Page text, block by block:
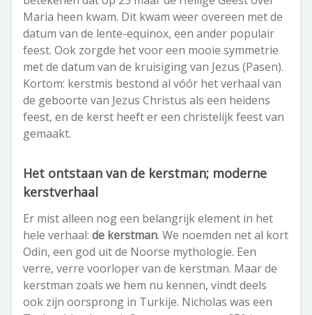
Maria heen kwam. Dit kwam weer overeen met de
datum van de lente-equinox, een ander populair
feest. Ook zorgde het voor een mooie symmetrie
met de datum van de kruisiging van Jezus (Pasen).
Kortom: kerstmis bestond al vóór het verhaal van
de geboorte van Jezus Christus als een heidens
feest, en de kerst heeft er een christelijk feest van
gemaakt.
Het ontstaan van de kerstman; moderne
kerstverhaal
Er mist alleen nog een belangrijk element in het
hele verhaal: de kerstman. We noemden net al kort
Odin, een god uit de Noorse mythologie. Een
verre, verre voorloper van de kerstman. Maar de
kerstman zoals we hem nu kennen, vindt deels
ook zijn oorsprong in Turkije. Nicholas was een